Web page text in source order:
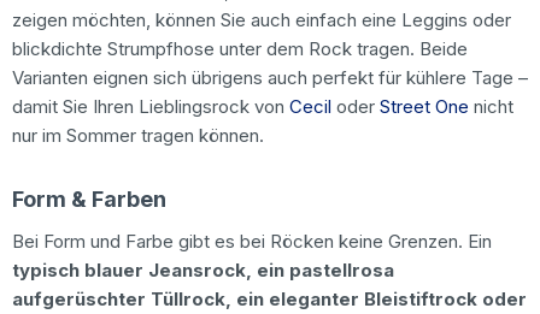
zeigen möchten, können Sie auch einfach eine Leggins oder
blickdichte Strumpfhose unter dem Rock tragen. Beide
Varianten eignen sich übrigens auch perfekt für kühlere Tage –
damit Sie Ihren Lieblingsrock von Cecil oder Street One nicht
nur im Sommer tragen können.
Form & Farben
Bei Form und Farbe gibt es bei Röcken keine Grenzen. Ein
typisch blauer Jeansrock, ein pastellrosa
aufgerüschter Tüllrock, ein eleganter Bleistiftrock oder